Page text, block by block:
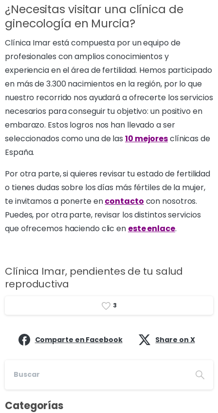
¿Necesitas visitar una clínica de
ginecología en Murcia?
Clínica Imar está compuesta por un equipo de
profesionales con amplios conocimientos y
experiencia en el área de fertilidad. Hemos participado
en más de 3.300 nacimientos en la región, por lo que
nuestro recorrido nos ayudará a ofrecerte los servicios
necesarios para conseguir tu objetivo: un positivo en
embarazo. Estos logros nos han llevado a ser
seleccionados como una de las 10 mejoresclínicas de
España.
Por otra parte, si quieres revisar tu estado de fertilidad
o tienes dudas sobre los días más fértiles de la mujer,
te invitamos a ponerte encontacto con nosotros.
Puedes, por otra parte, revisar los distintos servicios
que ofrecemos haciendo clic en este enlace.
Clínica Imar, pendientes de tu salud
reproductiva
3
Comparte en Facebook Share on X
Categorías